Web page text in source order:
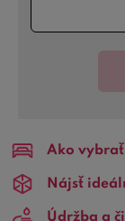
tvoria
Špeciálnu
seniorov. Do
milovníkov
dokonalým
ktoré pôsobia
Ako vybrať
Nájsť
Údržba a